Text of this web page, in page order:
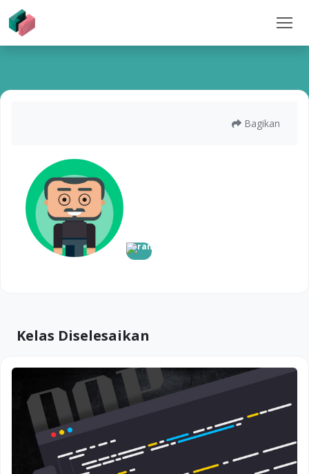
Bagikan
Kelas Diselesaikan